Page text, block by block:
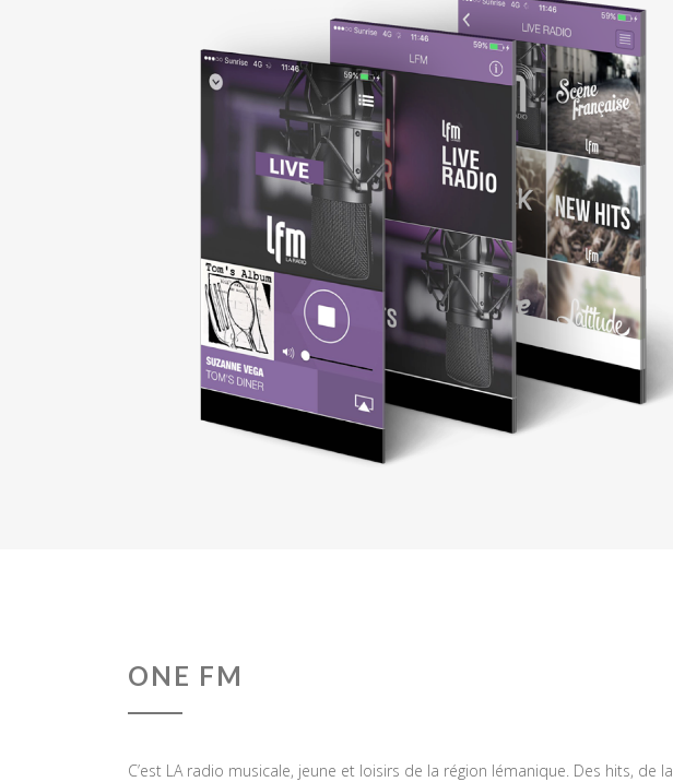
ONE FM
C’est LA radio musicale, jeune et loisirs de la région lémanique. Des hits, de la